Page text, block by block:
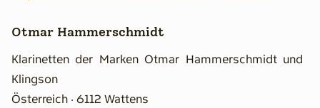
Otmar Hammerschmidt
Klarinetten der Marken Otmar Hammerschmidt und
Klingson
Österreich · 6112 Wattens